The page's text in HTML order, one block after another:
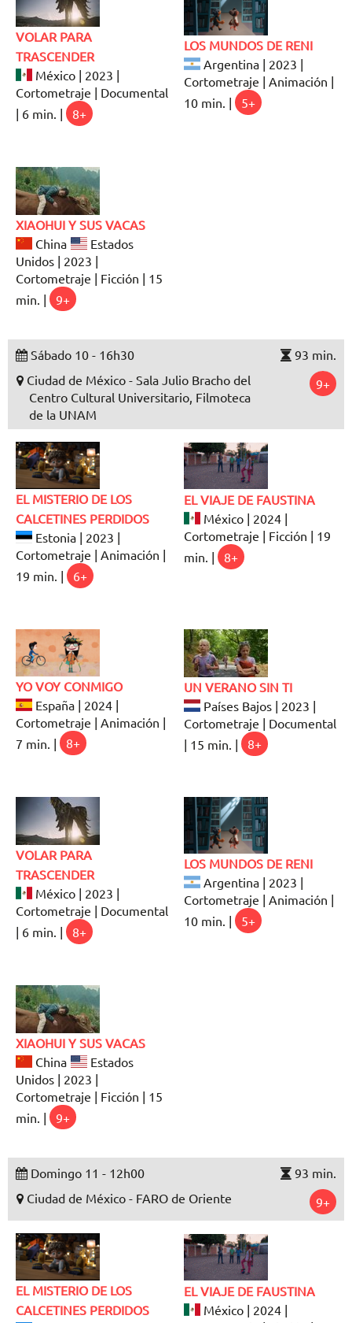
VOLAR PARA
TRASCENDER
México | 2023 |
Cortometraje | Documental
| 6 min. |
8+
LOS MUNDOS DE RENI
Argentina | 2023 |
Cortometraje | Animación |
10 min. |
5+
XIAOHUI Y SUS VACAS
China
Estados
Unidos | 2023 |
Cortometraje | Ficción | 15
min. |
9+
Sábado 10 - 16h30
93 min.
Ciudad de México - Sala Julio Bracho del
Centro Cultural Universitario, Filmoteca
de la UNAM
9+
EL MISTERIO DE LOS
CALCETINES PERDIDOS
Estonia | 2023 |
Cortometraje | Animación |
19 min. |
6+
EL VIAJE DE FAUSTINA
México | 2024 |
Cortometraje | Ficción | 19
min. |
8+
YO VOY CONMIGO
España | 2024 |
Cortometraje | Animación |
7 min. |
8+
UN VERANO SIN TI
Países Bajos | 2023 |
Cortometraje | Documental
| 15 min. |
8+
VOLAR PARA
TRASCENDER
México | 2023 |
Cortometraje | Documental
| 6 min. |
8+
LOS MUNDOS DE RENI
Argentina | 2023 |
Cortometraje | Animación |
10 min. |
5+
XIAOHUI Y SUS VACAS
China
Estados
Unidos | 2023 |
Cortometraje | Ficción | 15
min. |
9+
Domingo 11 - 12h00
93 min.
Ciudad de México - FARO de Oriente
9+
EL MISTERIO DE LOS
CALCETINES PERDIDOS
EL VIAJE DE FAUSTINA
México | 2024 |